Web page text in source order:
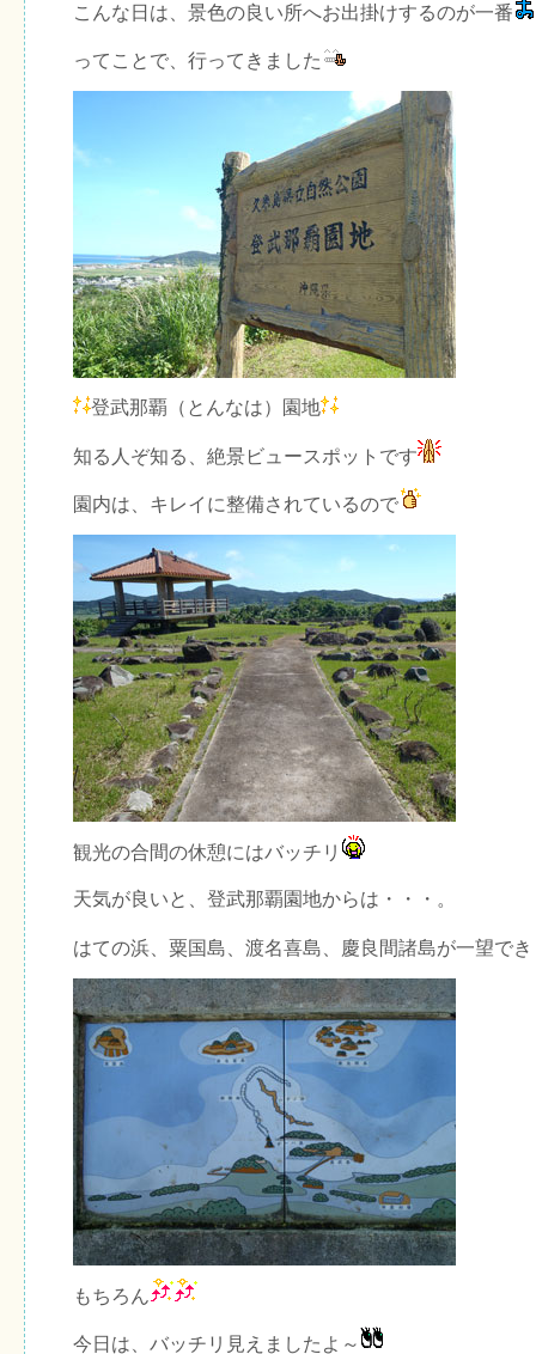
こんな日は、景色の良い所へお出掛けするのが一番
ってことで、行ってきました
登武那覇（とんなは）園地
知る人ぞ知る、絶景ビュースポットです
園内は、キレイに整備されているので
観光の合間の休憩にはバッチリ
天気が良いと、登武那覇園地からは・・・。
はての浜、粟国島、渡名喜島、慶良間諸島が一望で
もちろん
今日は、バッチリ見えましたよ～